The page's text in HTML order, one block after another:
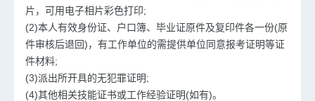
片，可用电子相片彩色打印;
(2)本人有效身份证、户口簿、毕业证原件及复印件各一份(原
件审核后退回)，有工作单位的需提供单位同意报考证明等证
件材料;
(3)派出所开具的无犯罪证明;
(4)其他相关技能证书或工作经验证明(如有)。